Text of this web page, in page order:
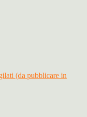
(da pubblicare in